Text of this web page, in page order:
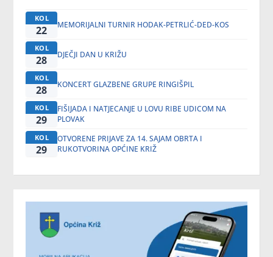
KOL
22 MEMORIJALNI TURNIR HODAK-PETRLIĆ-DED-KOS
KOL
28 DJEČJI DAN U KRIŽU
KOL
28 KONCERT GLAZBENE GRUPE RINGIŠPIL
KOL
29
FIŠIJADA I NATJECANJE U LOVU RIBE UDICOM NA
PLOVAK
KOL
29
OTVORENE PRIJAVE ZA 14. SAJAM OBRTA I
RUKOTVORINA OPĆINE KRIŽ